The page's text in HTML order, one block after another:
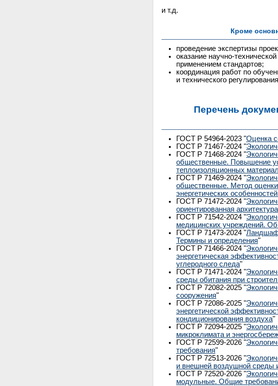
и т.д.
Кроме
проведение экспертизы
оказание научно-
применением стандартов;
координация работ по
и технического
Перечень
ГОСТ Р 54964-2023 "Оценка
ГОСТ Р 71467-2024 "
ГОСТ Р 71468-2024 "
общественные. Повышение
теплоизоляционных
ГОСТ Р 71469-2024 "
общественные. Метод оценки
энергетических
ГОСТ Р 71472-2024 "
ориентированная
ГОСТ Р 71542-2024 "
медицинских учреждений.
ГОСТ Р 71473-2024 "
Термины и определения"
ГОСТ Р 71466-2024 "
энергетическая
углеродного следа"
ГОСТ Р 71471-2024 "
среды обитания при
ГОСТ Р 72082-2025 "
сооружения"
ГОСТ Р 72086-2025 "
энергетической
кондиционирования воздуха"
ГОСТ Р 72094-2025 "
микроклимата и
ГОСТ Р 72599-2026 "
требования"
ГОСТ Р 72513-2026 "
и внешней воздушной среды
ГОСТ Р 72520-2026 "
модульные. Общие